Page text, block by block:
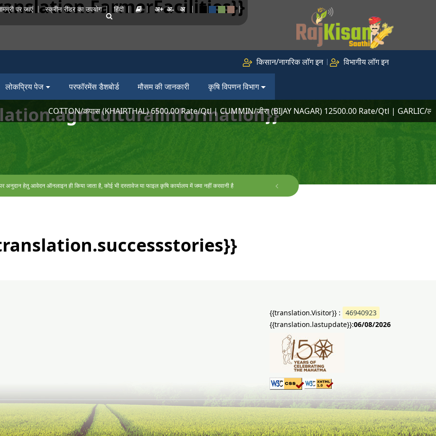
पर जाएं स्क्रीन रीडर का उपयोग हिंदी
किसान/नागरिक लॉग इन विभागीय लॉग इन
लोकप्रिय पेज परफॉरमेंस डैशबोर्ड मौसम की जानकारी कृषि विपणन विभाग
COTTON/कपास (KHAIRTHAL) 6500.00 Rate/Qtl | CUMMIN/जीरा (BIJAY NAGAR) 12500.00 Rate/Qtl | GARLIC/
अनुदान हेतु आवेदन ऑनलाइन ही किया जाता है, कोई भी दस्तावेज या फाइल कृषि कार्यालय में जमा नहीं करवानी है
{{translation.Visitor}} : 46940923
{{translation.lastupdate}}:06/08/2026